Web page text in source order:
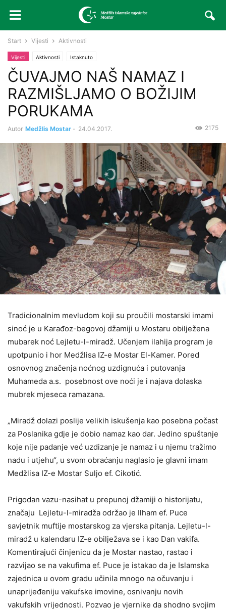
Start Vijesti Aktivnosti
Vijesti Aktivnosti Istaknuto
ČUVAJMO NAŠ NAMAZ I
RAZMIŠLJAMO O BOŽIJIM
PORUKAMA
Autor Medžlis Mostar - 24.04.2017. 2175
Tradicionalnim mevludom koji su proučili mostarski imami
sinoć je u Karađoz-begovoj džamiji u Mostaru obilježena
mubarek noć Lejletu-l-miradž. Učenjem ilahija program je
upotpunio i hor Medžlisa IZ-e Mostar El-Kamer. Pored
osnovnog značenja noćnog uzdignuća i putovanja
Muhameda a.s. posebnost ove noći je i najava dolaska
mubrek mjeseca ramazana.
„Miradž dolazi poslije velikih iskušenja kao posebna počast
za Poslanika gdje je dobio namaz kao dar. Jedino spuštanje
koje nije padanje već uzdizanje je namaz i u njemu tražimo
nadu i utjehu“, u svom obraćanju naglasio je glavni imam
Medžlisa IZ-e Mostar Suljo ef. Cikotić.
Prigodan vazu-nasihat u prepunoj džamiji o historijatu,
značaju Lejletu-l-miradža održao je Ilham ef. Puce
savjetnik muftije mostarskog za vjerska pitanja. Lejletu-l-
miradž u kalendaru IZ-e obilježava se i kao Dan vakifa.
Komentirajući činjenicu da je Mostar nastao, rastao i
razvijao se na vakufima ef. Puce je istakao da je Islamska
zajednica u ovom gradu učinila mnogo na očuvanju i
unaprijeđeniju vakufske imovine, osnivanju novih
vakufskih vrijednosti. Pozvao je vjernike da shodno svojim